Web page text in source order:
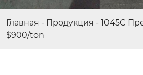
Главная - Продукция - 1045C
$900/ton